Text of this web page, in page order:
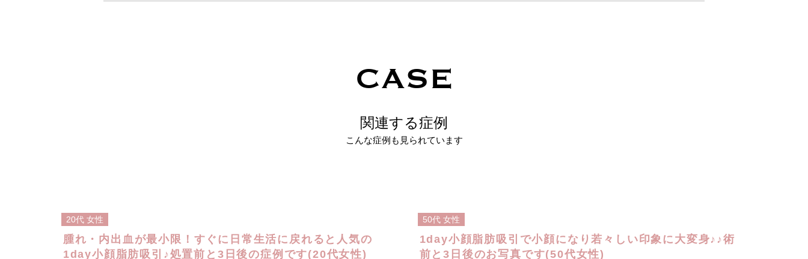
CASE
関連する症例
こんな症例も見られています
20代 女性
腫れ・内出血が最小限！すぐに日常生活に戻れると人気の
1day小顔脂肪吸引♪処置前と3日後の症例です(20代女性)
50代 女性
1day小顔脂肪吸引で小顔になり若々しい印象に大変身♪♪術
前と3日後のお写真です(50代女性)